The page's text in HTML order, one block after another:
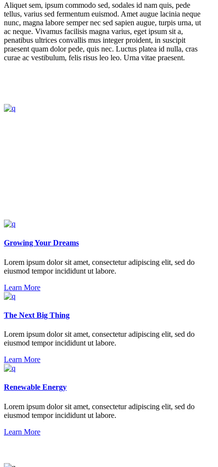
Aliquet sem, ipsum commodo sed, sodales id nam quis, pede
tellus, varius sed fermentum euismod. Amet augue lacinia neque
nunc, magna labore semper nec sed sapien augue, turpis urna, ut
ac neque. Vivamus facilisis magna varius, eget ipsum sit a,
penatibus ultrices convallis mus integer proident, in suscipit
praesent quam dolor pede, quis nec. Luctus platea id nulla, cras
curae ac vestibulum, felis risus leo leo. Urna vitae praesent.
Growing Your Dreams
Lorem ipsum dolor sit amet, consectetur adipiscing elit, sed do
eiusmod tempor incididunt ut labore.
Learn More
The Next Big Thing
Lorem ipsum dolor sit amet, consectetur adipiscing elit, sed do
eiusmod tempor incididunt ut labore.
Learn More
Renewable Energy
Lorem ipsum dolor sit amet, consectetur adipiscing elit, sed do
eiusmod tempor incididunt ut labore.
Learn More